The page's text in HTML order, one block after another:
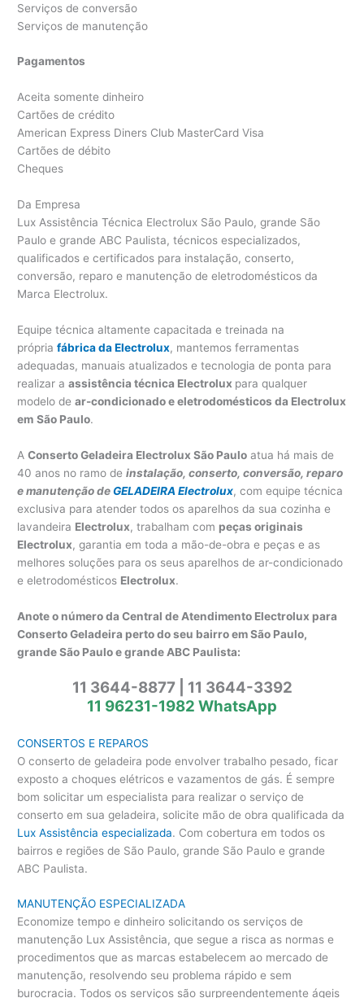
Serviços de conversão
Serviços de manutenção
Pagamentos
Aceita somente dinheiro
Cartões de crédito
American Express Diners Club MasterCard Visa
Cartões de débito
Cheques
Da Empresa
Lux Assistência Técnica Electrolux São Paulo, grande São
Paulo e grande ABC Paulista, técnicos especializados,
qualificados e certificados para instalação, conserto,
conversão, reparo e manutenção de eletrodomésticos da
Marca Electrolux.
Equipe técnica altamente capacitada e treinada na
própriafábrica da Electrolux, mantemos ferramentas
adequadas, manuais atualizados e tecnologia de ponta para
realizar aassistência técnica Electrolux para qualquer
modelo dear-condicionado e eletrodomésticos da Electrolux
em São Paulo.
AConserto Geladeira Electrolux São Paulo atua há mais de
40 anos no ramo deinstalação, conserto, conversão, reparo
e manutenção deGELADEIRA Electrolux, com equipe técnica
exclusiva para atender todos os aparelhos da sua cozinha e
lavandeira Electrolux, trabalham com peças originais
Electrolux, garantia em toda a mão-de-obra e peças e as
melhores soluções para os seus aparelhos de ar-condicionado
e eletrodomésticos Electrolux.
Anote o número da Central de Atendimento Electrolux para
Conserto Geladeira perto do seu bairro em São Paulo,
grande São Paulo e grande ABC Paulista:
11 3644-8877 | 11 3644-3392
11 96231-1982 WhatsApp
CONSERTOS E REPAROS
O conserto de geladeira pode envolver trabalho pesado, ficar
exposto a choques elétricos e vazamentos de gás. É sempre
bom solicitar um especialista para realizar o serviço de
conserto em sua geladeira, solicite mão de obra qualificada da
Lux Assistência especializada. Com cobertura em todos os
bairros e regiões de São Paulo, grande São Paulo e grande
ABC Paulista.
MANUTENÇÃO ESPECIALIZADA
Economize tempo e dinheiro solicitando os serviços de
manutenção Lux Assistência, que segue a risca as normas e
procedimentos que as marcas estabelecem ao mercado de
manutenção, resolvendo seu problema rápido e sem
burocracia. Todos os serviços são surpreendentemente ágeis